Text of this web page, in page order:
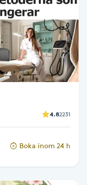
4.82231
Boka inom 24 h